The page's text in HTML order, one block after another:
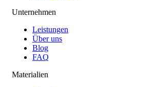
Unternehmen
Leistungen
Über uns
Blog
FAQ
Materialien